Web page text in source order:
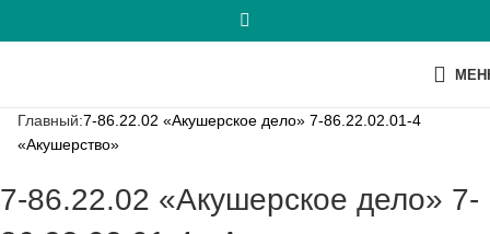
Главный:7-86.22.02 «Акушерское дело» 7-86.22.02.01-4
«Акушерство»
7-86.22.02 «Акушерское дело» 7-